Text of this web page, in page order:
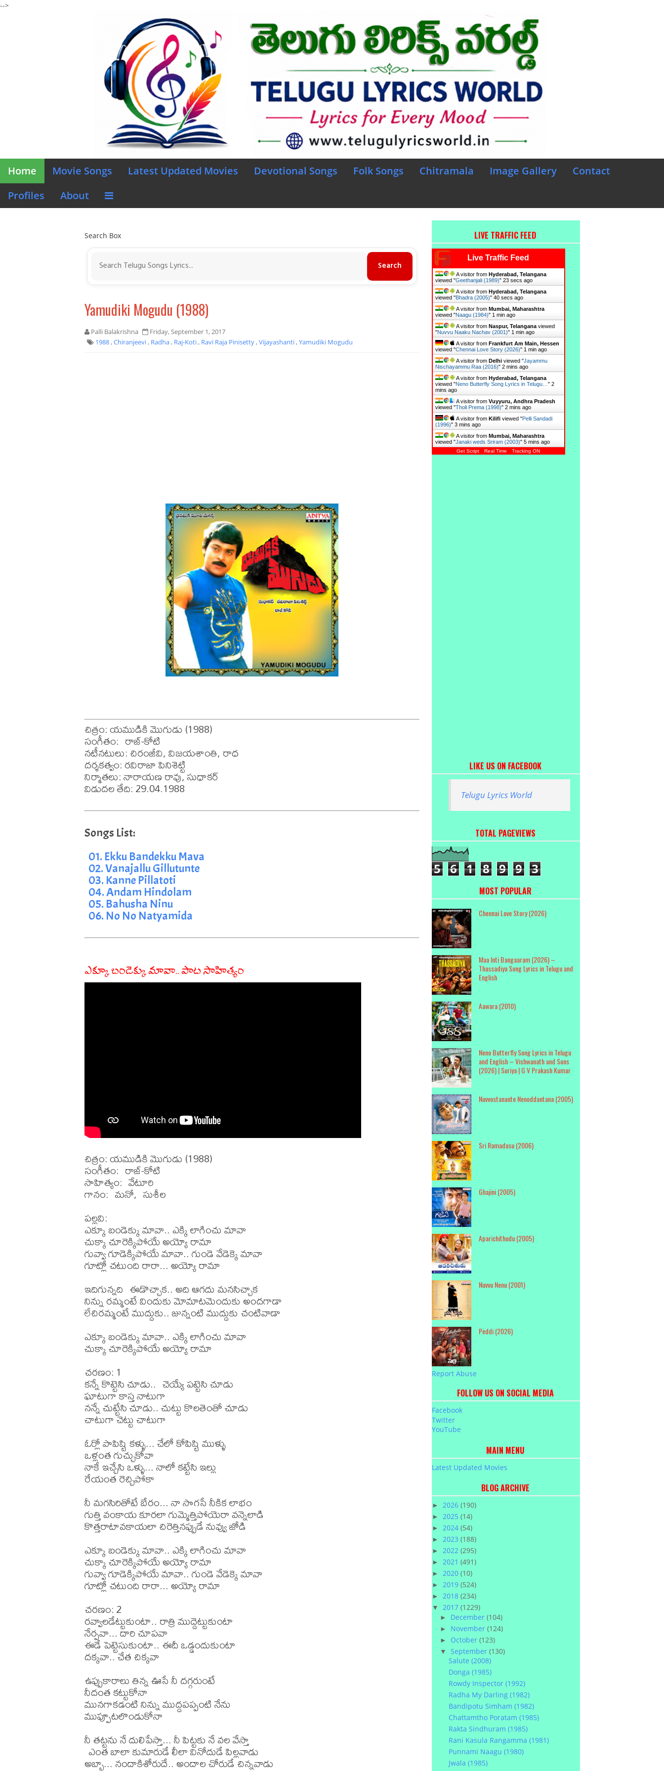
-->
Home Movie Songs Latest Updated Movies Devotional Songs Folk Songs Chitramala Image Gallery
Contact
Profiles
About
Search Box
Yamudiki Mogudu (1988)
Palli Balakrishna
Friday, September 1, 2017
1988,Chiranjeevi, Radha, Raj-Koti, Ravi Raja Pinisetty,Vijayashanti,Yamudiki Mogudu
చిత్రం: యముడికి మొగుడు (1988)
సంగీతం:  రాజ్-కోటి
నటీనటులు: చిరంజీవి, విజయశాంతి, రాధ
దర్శకత్వం: రవిరాజా పినిశెట్టి
నిర్మాతలు: నారాయణ రావు, సుధాకర్
విడుదల తేది: 29.04.1988
01. Ekku Bandekku Mava
02. Vanajallu Gillutunte
03. Kanne Pillatoti
04. Andam Hindolam
05. Bahusha Ninu
06. No No Natyamida
ఎక్కూ బండెక్కు మావా.. పాట సాహిత్యం
చిత్రం: యముడికి మొగుడు (1988)
సంగీతం:  రాజ్-కోటి
సాహిత్యం:  వేటూరి
గానం:  మనో,  సుశీల
పల్లవి:
ఎక్కూ బండెక్కు మావా.. ఎక్కి లాగించు మావా
చుక్కా చూరెక్కిపోయే అయ్యో రామా
గువ్వా గూడెక్కిపోయే మావా.. గుండె వేడెక్కె మావా
గూట్లో చటుంది రారా... అయ్యో రామా
ఇదిగున్నది  ఈడొచ్చాక.. అది ఆగదు మనసిచ్చాక
నిన్ను రమ్మంటే విందుకు మోమాటమెందుకు అందగాడా
లేచిరమ్మంటే ముద్దుకు.. జున్నంటి ముద్దుకు చంటివాడా
ఎక్కూ బండెక్కు మావా.. ఎక్కి లాగించు మావా
చుక్కా చూరెక్కిపోయే అయ్యో రామా
చరణం: 1
కన్నే కొట్టెసి చూడు..  చెయ్యే పట్టెసి చూడు
ఘాటుగా కాస్త నాటుగా
నన్నే చుట్టేసి చూడు.. చుట్టు కొలతెంతో చూడు
చాటుగా చెట్టు చాటుగా
ఓర్లో పాపిష్టి కళ్ళు... చేలో కోపిష్టి ముళ్ళు
ఒళ్లంత గుచ్చుకోవా
నాకే ఇచ్చేసి ఒళ్ళు... నాలో కట్టేసి ఇల్లు
రేయంత రెచ్చిపోకా
నీ మగసిరితోటే బేరం... నా సొగసే నీకిక లాభం
గుత్తి వంకాయ కూరలా గుమ్మెత్తిపోయెరా వన్నెలాడి
కొత్తరాటావకాయలా చిరెత్తినప్పుడే నువ్వు జోడి
ఎక్కూ బండెక్కు మావా.. ఎక్కి లాగించు మావా
చుక్కా చూరెక్కిపోయే అయ్యో రామా
గువ్వా గూడెక్కిపోయే మావా.. గుండె వేడెక్కె మావా
గూట్లో చటుంది రారా... అయ్యో రామా
చరణం: 2
రవ్వాలడేట్టుకుంటా.. రాత్రి ముద్దెట్టుకుంటా
నేర్పవా... దారి చూపవా
ఈడే పెట్టెసుకుంటా.. ఈదీ ఒడ్డందుకుంటా
దక్కవా.. చేత చిక్కవా
ఉప్పుకారాలు తిన్న ఊసే నీ దగ్గరుంటే
నీదంత కట్టుకోనా
మునగాకడంటి నిన్ను ముద్దపప్పంటి నేను
ముప్పూటలొండుకోనా
నీ తట్టను నే దులిపేస్తా... నీ పిట్టకు నే వల వేస్తా
ఎంత బాలా కుమారుడే లీలా వినోదుడే పిల్లవాడు
అబ్బా... నందాకిశోరుదే.. అందాల చోరుడే చిన్నవాడు
LIVE TRAFFIC FEED
Live Traffic Feed
A visitor from Hyderabad, Telangana
viewed "Geethanjali (1989)" 24 secs ago
A visitor from Hyderabad, Telangana
viewed "Bhadra (2005)" 41 secs ago
A visitor from Mumbai, Maharashtra
viewed "Naagu (1984)" 1 min ago
A visitor from Naspur, Telanganaviewed
"Nuvvu Naaku Nachav (2001)" 1 min ago
A visitor from Frankfurt Am Main, Hessen
viewed "Chennai Love Story (2026)" 1 min ago
A visitor from Delhiviewed "Jayammu
Nischayammu Raa (2016)" 2 mins ago
A visitor from Hyderabad, Telangana
viewed "Neno Butterfly Song Lyrics in Telugu… " 2
mins ago
A visitor from Vuyyuru, Andhra Pradesh
viewed "Tholi Prema (1998)" 2 mins ago
A visitor from Kilifiviewed "Pelli Sandadi
(1996)" 3 mins ago
A visitor from Mumbai, Maharashtra
viewed "Janaki weds Sriram (2003)" 5 mins ago
Get Script Real Time Tracking ON
LIKE US ON FACEBOOK
Telugu Lyrics World
TOTAL PAGEVIEWS
5 6 1 8 9 9 3
MOST POPULAR
Chennai Love Story (2026)
Maa Inti Bangaaram (2026) –
Thassadiya Song Lyrics in Telugu and
English
Aawara (2010)
Neno Butterfly Song Lyrics in Telugu
and English – Vishwanath and Sons
(2026) | Suriya | G V Prakash Kumar
Nuvvostanante Nenoddantana (2005)
Sri Ramadasu (2006)
Ghajini (2005)
Aparichithudu (2005)
Nuvvu Nenu (2001)
Peddi (2026)
Report Abuse
FOLLOW US ON SOCIAL MEDIA
Facebook
Twitter
YouTube
MAIN MENU
Latest Updated Movies
BLOG ARCHIVE
► 2026 (190)
► 2025 (14)
► 2024 (54)
► 2023 (188)
► 2022 (295)
► 2021 (491)
► 2020 (10)
► 2019 (524)
► 2018 (234)
▼ 2017 (1229)
► December(104)
► November(124)
► October(123)
▼ September(130)
Salute (2008)
Donga (1985)
Rowdy Inspector (1992)
Radha My Darling (1982)
Bandipotu Simham (1982)
Chattamtho Poratam (1985)
Rakta Sindhuram (1985)
Rani Kasula Rangamma (1981)
Punnami Naagu (1980)
Jwala (1985)